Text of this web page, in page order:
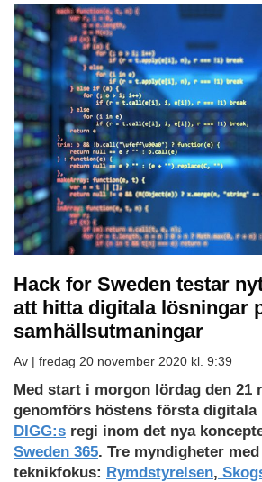
Hack for Sweden testar
att hitta digitala lösningar
samhällsutmaningar
Av | fredag 20 november 2020 kl. 9:39
Med start i morgon lördag den 21
genomförs höstens första digitala
DIGG:s regi inom det nya
Sweden 365. Tre myndigheter
teknikfokus: Rymdstyrelsen,